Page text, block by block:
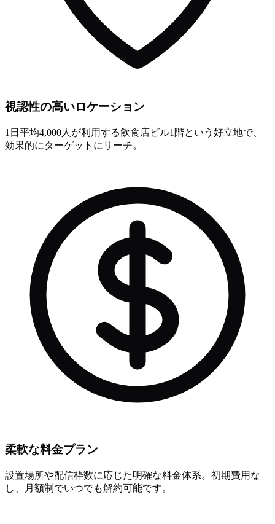
視認性の高いロケーション
1日平均4,000人が利用する飲食店ビル1階という好立地で、
効果的にターゲットにリーチ。
柔軟な料金プラン
設置場所や配信枠数に応じた明確な料金体系。初期費用な
し、月額制でいつでも解約可能です。